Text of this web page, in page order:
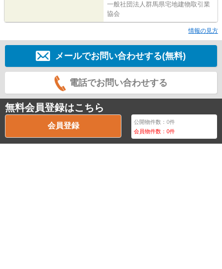
一般社団法人群馬県宅地建物取引業
協会
情報の見方
メールでお問い合わせする(無料)
電話でお問い合わせする
無料会員登録はこちら
会員登録 公開物件数：0件
会員物件数：0件